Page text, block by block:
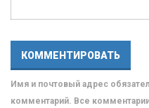
Имя и почтовый адрес
комментарий. Все